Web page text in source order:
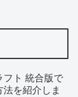
フト 統合版で
を紹介しま